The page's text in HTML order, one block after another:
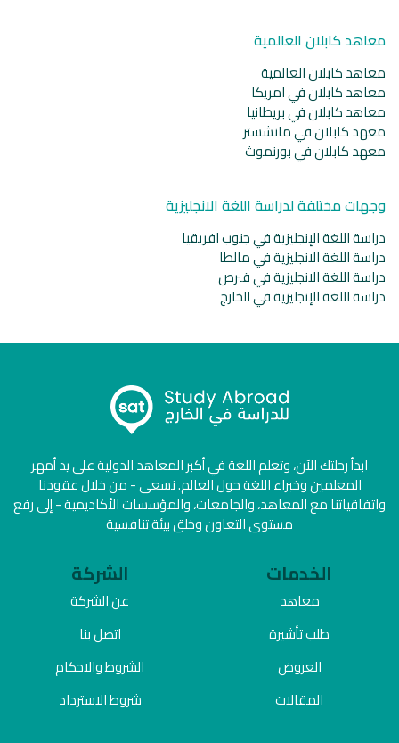
معاهد كابلان العالمية
معاهد كابلان العالمية
معاهد كابلان في امريكا
معاهد كابلان في بريطانيا
معهد كابلان في مانشستر
معهد كابلان في بورنموث
وجهات مختلفة لدراسة اللغة الانجليزية
دراسة اللغة الإنجليزية في جنوب افريقيا
دراسة اللغة الانجليزية في مالطا
دراسة اللغة الانجليزية في قبرص
دراسة اللغة الإنجليزية في الخارج
ابدأ رحلتك الآن، وتعلم اللغة في أكبر المعاهد الدولية على يد أمهر
المعلمين وخبراء اللغة حول العالم. نسعى - من خلال عقودنا
واتفاقياتنا مع المعاهد، والجامعات، والمؤسسات الأكاديمية - إلى رفع
مستوى التعاون وخلق بيئة تنافسية
الخدمات
معاهد
طلب تأشيرة
العروض
المقالات
الشركة
عن الشركة
اتصل بنا
الشروط والاحكام
شروط الاسترداد